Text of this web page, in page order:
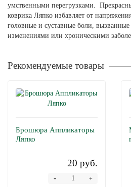
умственными перегрузками.
коврика Ляпко избавляет от
головные и суставные боли,
изменениями или хроническими
Рекомендуемые товары
Брошюра Аппликаторы
Ляпко
20 руб.
+
-